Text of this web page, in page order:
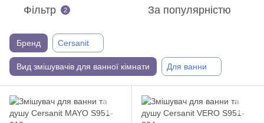
Фільтр 2 За популярністю
Бренд Cersanit
Вид змішувачів для ванної кімнати Для ванни